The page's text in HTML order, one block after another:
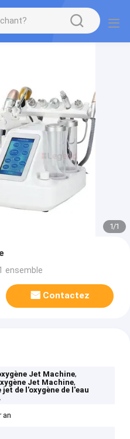
1/1
ensemble
Contactez
Jet Machine,
Jet Machine,
jet de l'oxygène de l'eau
an